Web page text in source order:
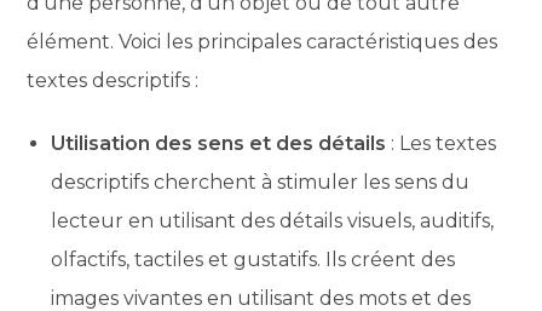
élément. Voici les principales caractéristiques des
textes descriptifs :
Utilisation des sens et des détails : Les textes
descriptifs cherchent à stimuler les sens du
lecteur en utilisant des détails visuels, auditifs,
olfactifs, tactiles et gustatifs. Ils créent des
images vivantes en utilisant des mots et des